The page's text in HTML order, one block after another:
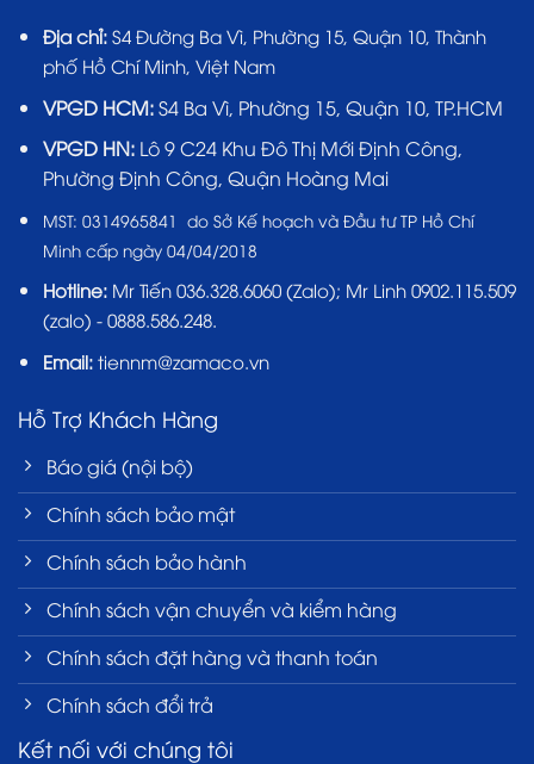
Địa chỉ: S4 Đường Ba Vì, Phường 15, Quận 10, Thành
phố Hồ Chí Minh, Việt Nam
VPGD HCM:S4 Ba Vì, Phường 15, Quận 10, TP.HCM
VPGD HN:Lô 9 C24 Khu Đô Thị Mới Định Công,
Phường Định Công, Quận Hoàng Mai
MST: 0314965841 do Sở Kế hoạch và Đầu tư TP Hồ Chí
Minh cấp ngày 04/04/2018
Hotline: Mr Tiến 036.328.6060(Zalo); Mr Linh 0902.115.509
(zalo) - 0888.586.248.
Email:tiennm@zamaco.vn
Hỗ Trợ Khách Hàng
Báo giá (nội bộ)
Chính sách bảo mật
Chính sách bảo hành
Chính sách vận chuyển và kiểm hàng
Chính sách đặt hàng và thanh toán
Chính sách đổi trả
Kết nối với chúng tôi